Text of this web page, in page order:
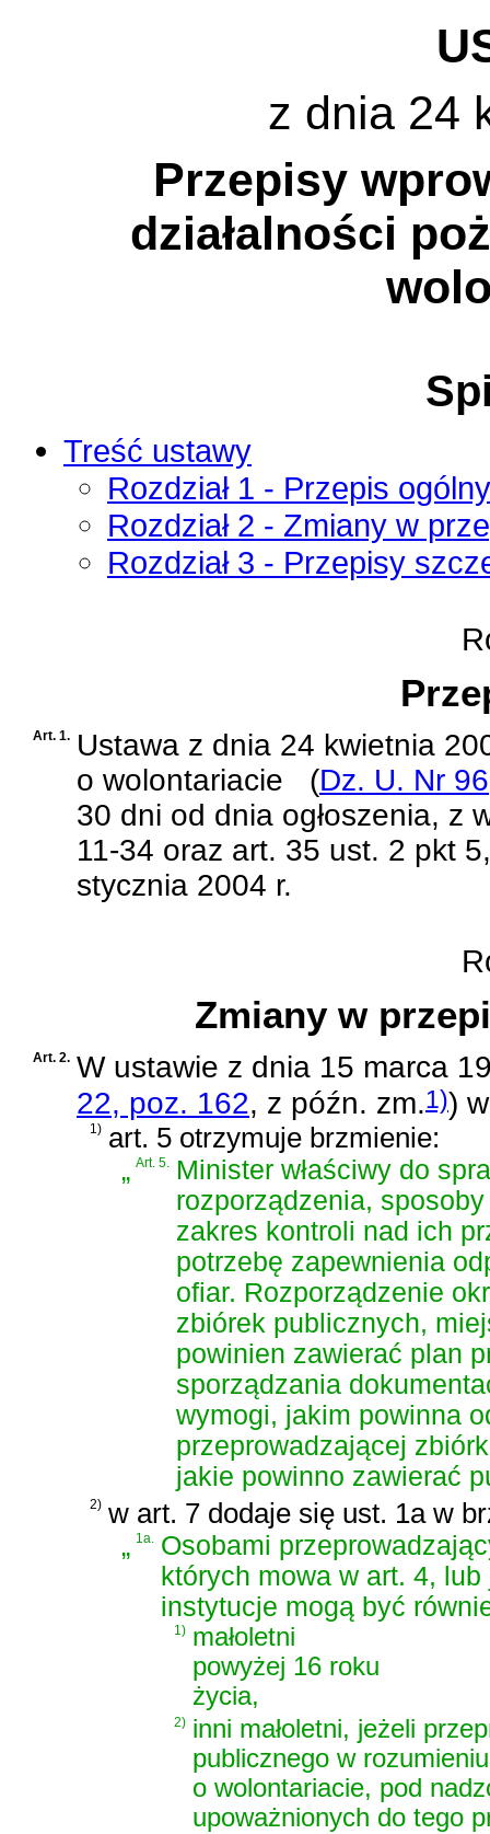
z dnia 24
Przepisy
działalności
Treść ustawy
Rozdział 1 - Przepis ogólny
Rozdział 2 - Zmiany w
Rozdział 3 - Przepisy
Art. 1. Ustawa z dnia 24 kwietnia
o wolontariacie
(Dz. U. Nr
30 dni od dnia ogłoszenia, z
11-34 oraz art. 35 ust. 2 pkt
stycznia 2004 r.
Zmiany w
Art. 2. W ustawie z dnia 15 marca
22, poz. 162, z późn. zm.1))
1) art. 5 otrzymuje brzmienie:
„Art. 5. Minister właściwy do
rozporządzenia,
zakres kontroli nad ich
potrzebę zapewnienia
ofiar. Rozporządzenie
zbiórek publicznych,
powinien zawierać plan
sporządzania
wymogi, jakim powinna
przeprowadzającej
jakie powinno zawierać
2) w art. 7 dodaje się ust. 1a w
„1a.
Osobami
których mowa w art. 4,
instytucje mogą być
1) małoletni
powyżej 16 roku
życia,
2) inni małoletni, jeżeli
publicznego w
o wolontariacie, pod
upoważnionych do tego